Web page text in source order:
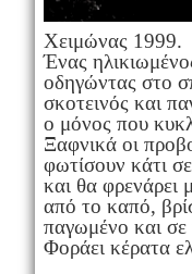
Χειμώνας 1999.
Ένας
οδηγώντας στο
σκοτεινός και
ο μόνος που
Ξαφνικά οι
φωτίσουν κάτι
και θα φρενάρει
από το καπό,
παγωμένο και
Φοράει κέρατα